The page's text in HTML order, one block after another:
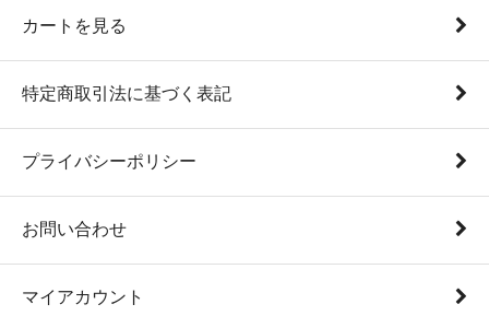
カートを見る
特定商取引法に基づく表記
プライバシーポリシー
お問い合わせ
マイアカウント